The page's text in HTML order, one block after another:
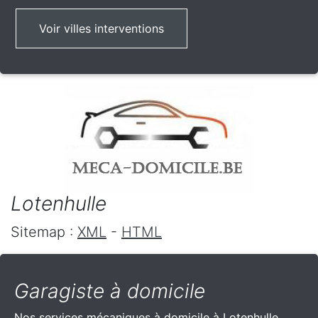
Voir villes interventions
Lotenhulle
Sitemap : XML - HTML
Garagiste à domicile